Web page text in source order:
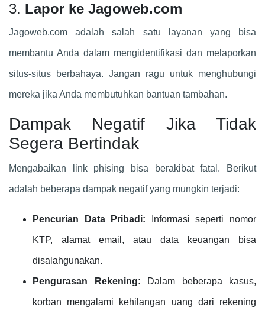
3. Lapor ke Jagoweb.com
Jagoweb.com adalah salah satu layanan yang bisa
membantu Anda dalam mengidentifikasi dan melaporkan
situs-situs berbahaya. Jangan ragu untuk menghubungi
mereka jika Anda membutuhkan bantuan tambahan.
Dampak Negatif Jika Tidak
Segera Bertindak
Mengabaikan link phising bisa berakibat fatal. Berikut
adalah beberapa dampak negatif yang mungkin terjadi:
Pencurian Data Pribadi: Informasi seperti nomor
KTP, alamat email, atau data keuangan bisa
disalahgunakan.
Pengurasan Rekening: Dalam beberapa kasus,
korban mengalami kehilangan uang dari rekening